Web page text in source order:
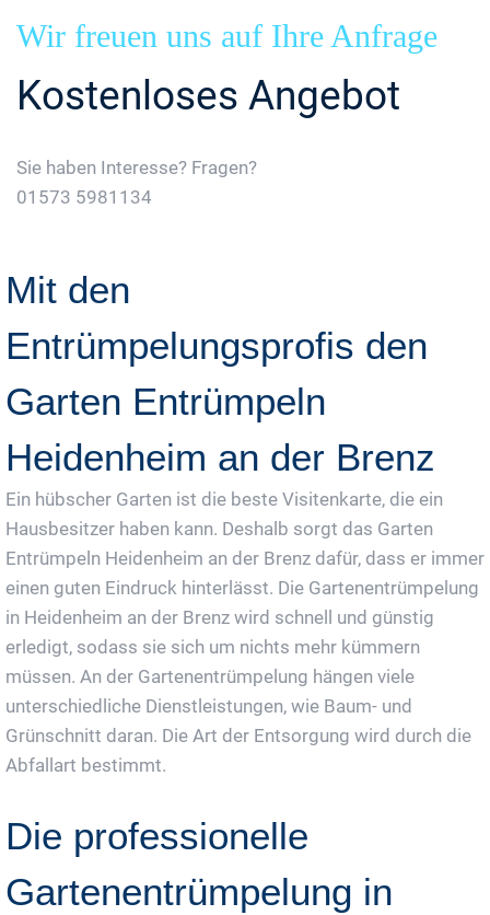
Wir freuen uns auf Ihre Anfrage
Kostenloses Angebot
Sie haben Interesse? Fragen?
01573 5981134
Mit den
Entrümpelungsprofis den
Garten Entrümpeln
Heidenheim an der Brenz
Ein hübscher Garten ist die beste Visitenkarte, die ein
Hausbesitzer haben kann. Deshalb sorgt das Garten
Entrümpeln Heidenheim an der Brenz dafür, dass er immer
einen guten Eindruck hinterlässt. Die Gartenentrümpelung
in Heidenheim an der Brenz wird schnell und günstig
erledigt, sodass sie sich um nichts mehr kümmern
müssen. An der Gartenentrümpelung hängen viele
unterschiedliche Dienstleistungen, wie Baum- und
Grünschnitt daran. Die Art der Entsorgung wird durch die
Abfallart bestimmt.
Die professionelle
Gartenentrümpelung in